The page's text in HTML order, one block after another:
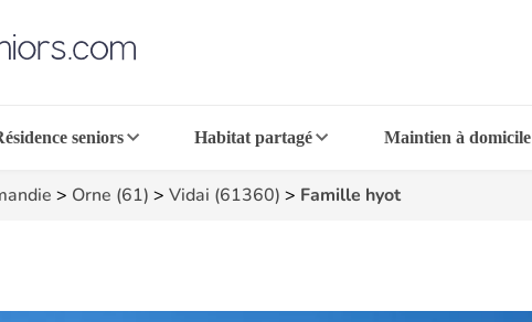
seniors Habitat partagé Maintien à domicile
> Orne (61) > Vidai (61360) > Famille hyot